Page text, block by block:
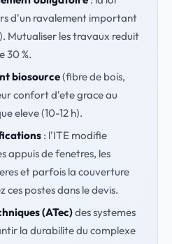
d'un ravalement important
Mutualiser les travaux reduit
30 %.
biosource(fibre de bois,
confort d'ete grace au
eleve (10-12 h).
: l'ITE modifie
appuis de fenetres, les
et parfois la couverture
ces postes dans le devis.
(ATec)des systemes
la durabilite du complexe